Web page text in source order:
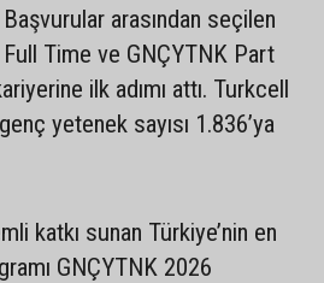
arasından seçilen
Time ve GNÇYTNK Part
ilk adımı attı. Turkcell
yetenek sayısı 1.836’ya
katkı sunan Türkiye’nin en
GNÇYTNK 2026